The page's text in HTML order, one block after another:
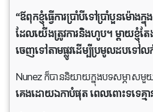
“ឪពុក​ខ្ញុំ​ធ្វើ​ការ​ប្រាំបី​ទៅ​ប្រាំបួន​ម៉ោ
ដែល​យើង​ត្រូវ​ការ​និង​ហូប។ ម្ដាយ​ខ្ញុំ​ត
ចេញ​ទៅ​តាម​ផ្លូវ​ដើម្បី​ប្រមូល​ដប​ទៅ​
Nunez ក៏​បាន​និយាយ​ក្នុង​បទ​សម្ភាស​មួ
គេង​ដោយ​ឯកាបំផុត ​ពេល​ពោះ​ទទេគ្ម